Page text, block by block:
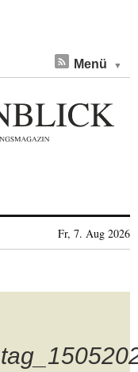
Menü
Fr, 7. Aug 2026